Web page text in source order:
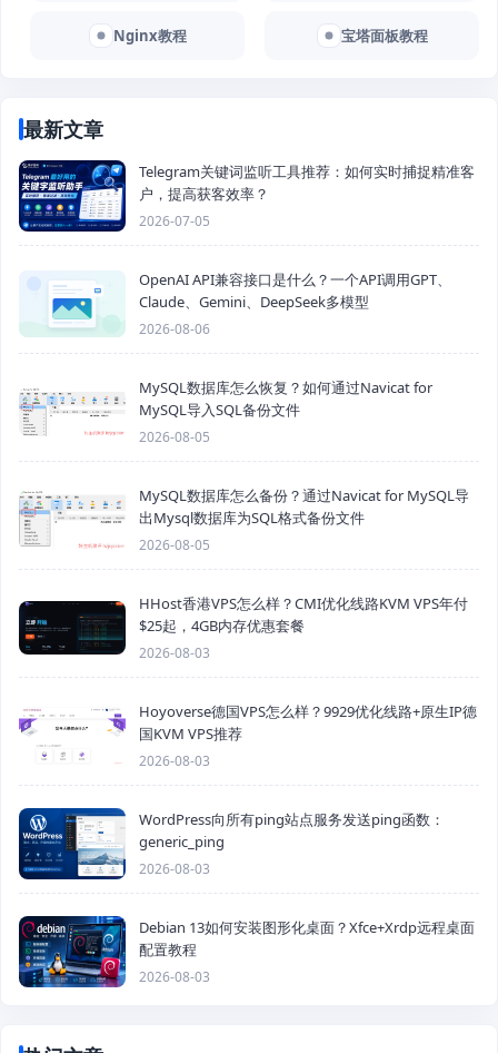
Nginx教程 宝塔面板教程
最新文章
Telegram关键词监听工具推荐：如何实时捕捉精准客
户，提高获客效率？
2026-07-05
OpenAI API兼容接口是什么？一个API调用GPT、
Claude、Gemini、DeepSeek多模型
2026-08-06
MySQL数据库怎么恢复？如何通过Navicat for
MySQL导入SQL备份文件
2026-08-05
MySQL数据库怎么备份？通过Navicat for MySQL导
出Mysql数据库为SQL格式备份文件
2026-08-05
HHost香港VPS怎么样？CMI优化线路KVM VPS年付
$25起，4GB内存优惠套餐
2026-08-03
Hoyoverse德国VPS怎么样？9929优化线路+原生IP德
国KVM VPS推荐
2026-08-03
WordPress向所有ping站点服务发送ping函数：
generic_ping
2026-08-03
Debian 13如何安装图形化桌面？Xfce+Xrdp远程桌面
配置教程
2026-08-03